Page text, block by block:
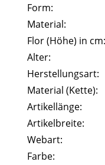
Form:
Material:
Flor (Höhe) in cm:
Alter:
Herstellungsart:
Material (Kette):
Artikellänge:
Artikelbreite:
Webart:
Farbe: